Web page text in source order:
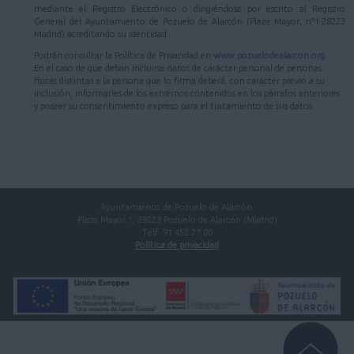
mediante el Registro Electrónico o dirigiéndose por escrito al Registro
General del Ayuntamiento de Pozuelo de Alarcón (Plaza Mayor, nº1-28223
Madrid) acreditando su identidad.
Podrán consultar la Política de Privacidad en www.pozuelodealarcon.org
En el caso de que deban incluirse datos de carácter personal de personas
físicas distintas a la persona que lo firma deberá, con carácter previo a su
inclusión, informarles de los extremos contenidos en los párrafos anteriores
y poseer su consentimiento expreso para el tratamiento de sus datos.
Ayuntamiento de Pozuelo de Alarcón.
Plaza Mayor 1, 28223 Pozuelo de Alarcón (Madrid)
Telf. 91 452 27 00
Política de privacidad